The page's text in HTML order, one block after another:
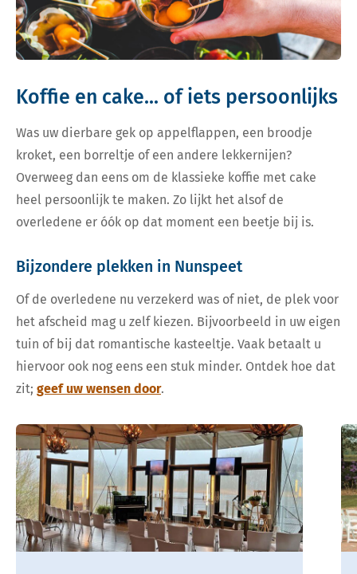
Koffie en cake... of iets persoonlijks
Was uw dierbare gek op appelflappen, een broodje
kroket, een borreltje of een andere lekkernijen?
Overweeg dan eens om de klassieke koffie met cake
heel persoonlijk te maken. Zo lijkt het alsof de
overledene er óók op dat moment een beetje bij is.
Bijzondere plekken in Nunspeet
Of de overledene nu verzekerd was of niet, de plek voor
het afscheid mag u zelf kiezen. Bijvoorbeeld in uw eigen
tuin of bij dat romantische kasteeltje. Vaak betaalt u
hiervoor ook nog eens een stuk minder. Ontdek hoe dat
zit; geef uw wensen door.